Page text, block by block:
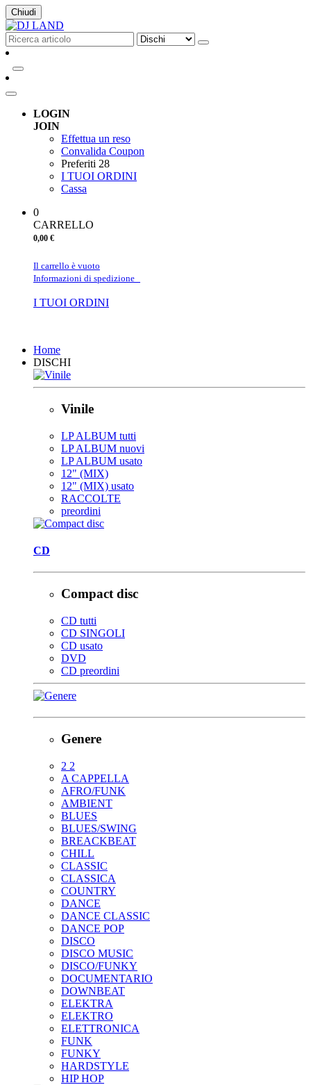
Chiudi
LOGIN
JOIN
Effettua un reso
Convalida Coupon
Preferiti 28
I TUOI ORDINI
Cassa
0
CARRELLO
0,00 €
Il carrello è vuoto
Informazioni di spedizione
I TUOI ORDINI
Home
DISCHI
Vinile
LP ALBUM tutti
LP ALBUM nuovi
LP ALBUM usato
12" (MIX)
12" (MIX) usato
RACCOLTE
preordini
CD
Compact disc
CD tutti
CD SINGOLI
CD usato
DVD
CD preordini
Genere
2 2
A CAPPELLA
AFRO/FUNK
AMBIENT
BLUES
BLUES/SWING
BREACKBEAT
CHILL
CLASSIC
CLASSICA
COUNTRY
DANCE
DANCE CLASSIC
DANCE POP
DISCO
DISCO MUSIC
DISCO/FUNKY
DOCUMENTARIO
DOWNBEAT
ELEKTRA
ELEKTRO
ELETTRONICA
FUNK
FUNKY
HARDSTYLE
HIP HOP